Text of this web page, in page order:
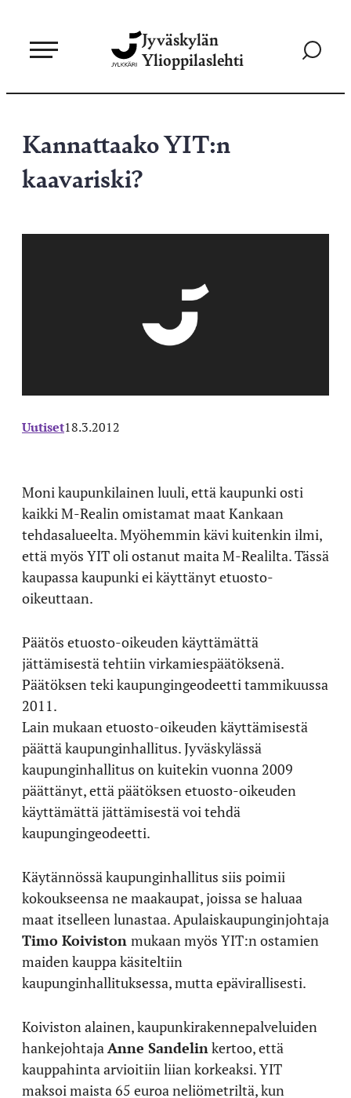
sisältöön
Jyväskylän
Ylioppilaslehti
Siirry
Kannattaako YIT:n
kaavariski?
Uutiset18.3.2012
Moni kaupunkilainen luuli, että kaupunki osti
kaikki M-Realin omistamat maat Kankaan
tehdasalueelta. Myöhemmin kävi kuitenkin ilmi,
että myös YIT oli ostanut maita M-Realilta. Tässä
kaupassa kaupunki ei käyttänyt etuosto-
oikeuttaan.
Päätös etuosto-oikeuden käyttämättä
jättämisestä tehtiin virkamiespäätöksenä.
Päätöksen teki kaupungingeodeetti tammikuussa
2011.
Lain mukaan etuosto-oikeuden käyttämisestä
päättä kaupunginhallitus. Jyväskylässä
kaupunginhallitus on kuitekin vuonna 2009
päättänyt, että päätöksen etuosto-oikeuden
käyttämättä jättämisestä voi tehdä
kaupungingeodeetti.
Käytännössä kaupunginhallitus siis poimii
kokoukseensa ne maakaupat, joissa se haluaa
maat itselleen lunastaa. Apulaiskaupunginjohtaja
Timo Koiviston mukaan myös YIT:n ostamien
maiden kauppa käsiteltiin
kaupunginhallituksessa, mutta epävirallisesti.
Koiviston alainen, kaupunkirakennepalveluiden
hankejohtaja Anne Sandelin kertoo, että
kauppahinta arvioitiin liian korkeaksi. YIT
maksoi maista 65 euroa neliömetriltä, kun